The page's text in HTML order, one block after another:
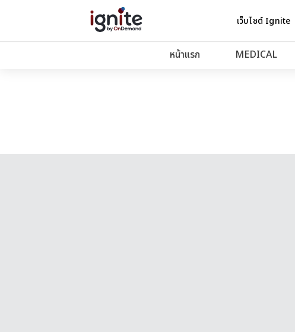
เว็บไซต์ Ignite
หน้าแรก MEDICAL